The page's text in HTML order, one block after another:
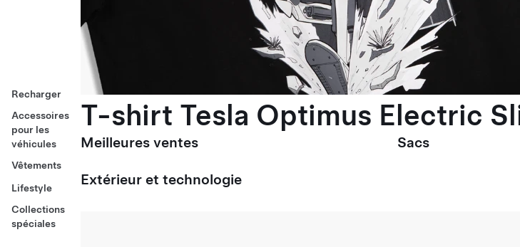
Recharger
Accessoires
pour les
véhicules
Vêtements
Lifestyle
Collections
spéciales
T-shirt Tesla Optimus Electric
Meilleures ventes Sacs
Extérieur et technologie